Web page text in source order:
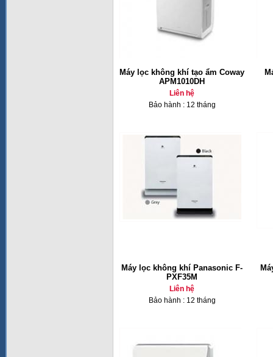
Máy lọc không khí tạo ẩm Coway
APM1010DH
Liên hệ
Bảo hành : 12 tháng
Máy lọc không khí Panasonic F-
PXF35M
Liên hệ
Bảo hành : 12 tháng